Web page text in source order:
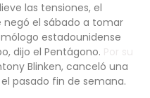
las tensiones, el
negó el sábado a tomar
estadounidense
dijo el Pentágono.
Blinken, canceló una
pasado fin de semana.